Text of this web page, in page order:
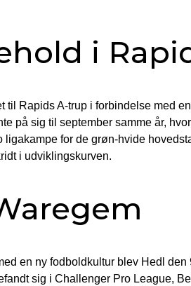
i
til Rapids A-trup i forbindelse med
på sig til september samme år,
for de grøn-hvide
i udviklingskurven.
en ny fodboldkultur blev Hedl den
sig i Challenger Pro League,